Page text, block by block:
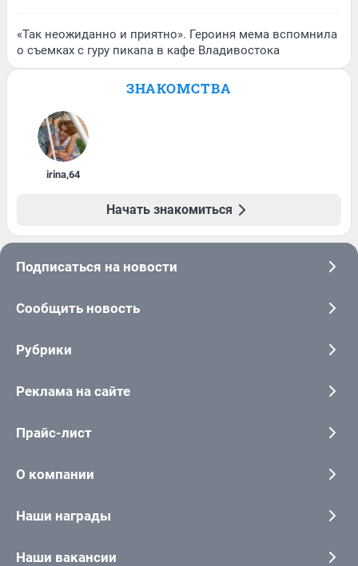
«Так неожиданно и приятно». Героиня мема вспомнила
о съемках с гуру пикапа в кафе Владивостока
ЗНАКОМСТВА
irina,64
Начать знакомиться
Подписаться на новости
Сообщить новость
Рубрики
Реклама на сайте
Прайс-лист
О компании
Наши награды
Наши вакансии